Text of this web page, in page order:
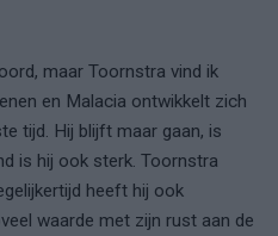
maar Toornstra vind ik
en Malacia ontwikkelt zich
tijd. Hij blijft maar gaan, is
is hij ook sterk. Toornstra
heeft hij ook
waarde met zijn rust aan de